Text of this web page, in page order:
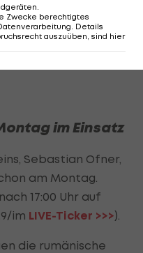
es nicht
der Meinung, dass
es auf jeden Fall
im Einsatz
Sebastian Ofner,
am Montag.
17:00 Uhr auf
im LIVE-Ticker >>>).
die rumänische
Zwecke berechtigtes
Details
auszuüben, sind hier